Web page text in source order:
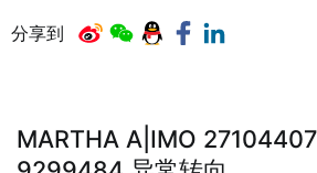
分享到
MARTHA A|IMO